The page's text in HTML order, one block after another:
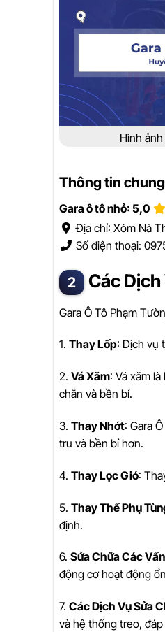
Hình
Thông tin
Gara ô tô nhỏ: 5,0
Địa chỉ: Xóm Nà
Số điện thoại:
Các Dịch
Gara Ô Tô Phạm
1. Thay Lốp: Dịch vụ
2. Vá Xăm: Vá xăm
chắn và bền bỉ.
3. Thay Nhớt: Gara
tru và bền bỉ hơn.
4. Thay Lọc Gió:
5. Thay Thế Phụ
định.
6. Sửa Chữa Các
động cơ hoạt động
7. Các Dịch Vụ Sửa
và hệ thống treo,